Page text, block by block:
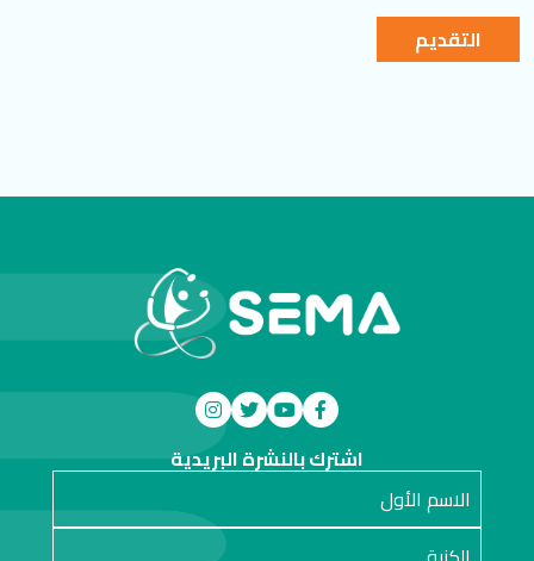
التقديم
اشترك بالنشرة البريدية